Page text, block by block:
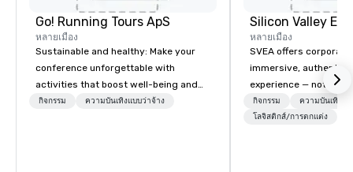
Go! Running Tours ApS
หลายเมือง
Sustainable and healthy: Make your
conference unforgettable with
activities that boost well-being and
lower carbon footprints. Explore the
กิจกรรม ความบันเทิงแบบว่าจ้าง
หลายเมือง
SVEA offers
immersive, authentic
experience — not a
transformation. We
facilitate custom
กิจกรรม
ความบันเทิงแบ
โลจิสติกส์/การตกแต่ง